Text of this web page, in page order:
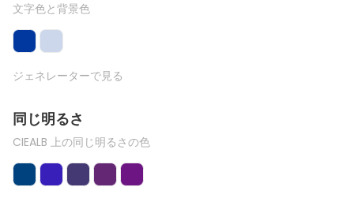
文字色と背景色
ジェネレーターで見る
同じ明るさ
CIEALB 上の同じ明るさの色